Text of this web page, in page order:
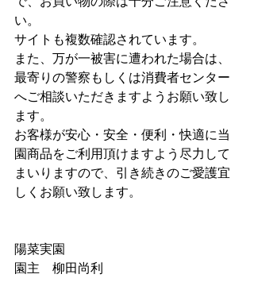
い。
サイトも複数確認されています。
また、万が一被害に遭われた場合は、
最寄りの警察もしくは消費者センター
へご相談いただきますようお願い致し
ます。
お客様が安心・安全・便利・快適に当
園商品をご利用頂けますよう尽力して
まいりますので、引き続きのご愛護宜
しくお願い致します。
陽菜実園
園主　柳田尚利